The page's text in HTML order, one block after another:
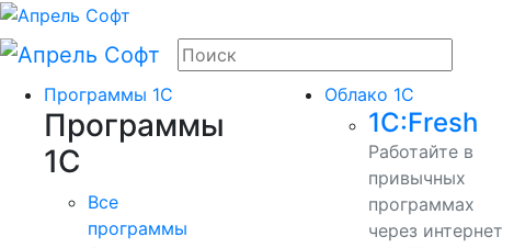
Программы 1С
Программы
1С
Все
программы
Облако 1С
1С:Fresh
Работайте в
привычных
программах
через интернет